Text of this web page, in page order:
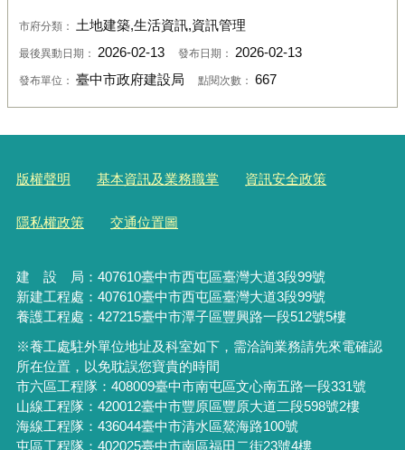
市府分類： 土地建築,生活資訊,資訊管理
最後異動日期： 2026-02-13 發布日期： 2026-02-13
發布單位： 臺中市政府建設局 點閱次數： 667
版權聲明 基本資訊及業務職掌 資訊安全政策
隱私權政策 交通位置圖
建 設 局： 407610臺中市西屯區臺灣大道3段99號
新建工程處：407610臺中市西屯區臺灣大道3段99號
養護工程處：427215臺中市潭子區豐興路一段512號5樓
※養工處駐外單位地址及科室如下，需洽詢業務請先來電確認
所在位置，以免耽誤您寶貴的時間
市六區工程隊：408009臺中市南屯區文心南五路一段331號
山線工程隊：420012臺中市豐原區豐原大道二段598號2樓
海線工程隊：436044臺中市清水區鰲海路100號
屯區工程隊：402025臺中市南區福田二街23號4樓